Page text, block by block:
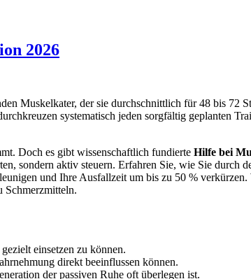
2026
Muskelkater, der sie durchschnittlich für 48 bis 72
systematisch jeden sorgfältig geplanten
Doch es gibt wissenschaftlich fundierte Hilfe bei
sondern aktiv steuern. Erfahren Sie, wie Sie durch
und Ihre Ausfallzeit um bis zu 50 % verkürzen.
Schmerzmitteln.
einsetzen zu können.
direkt beeinflussen können.
der passiven Ruhe oft überlegen ist.